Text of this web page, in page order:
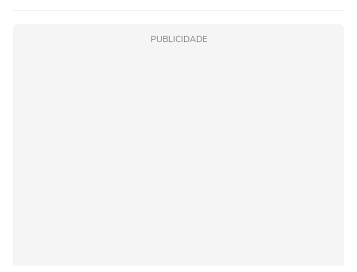
PUBLICIDADE